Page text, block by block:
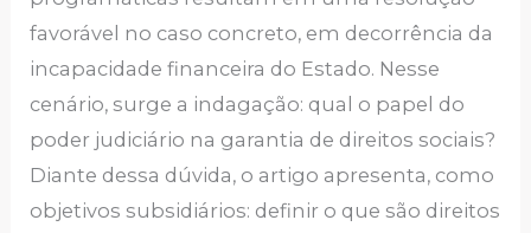
favorável no caso concreto, em decorrência da
incapacidade financeira do Estado. Nesse
cenário, surge a indagação: qual o papel do
poder judiciário na garantia de direitos sociais?
Diante dessa dúvida, o artigo apresenta, como
objetivos subsidiários: definir o que são direitos